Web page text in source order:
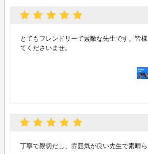
とてもフレンドリーで素敵な先生です。皆
てくださいませ。
丁寧で親切だし、雰囲気が良い先生で素晴ら